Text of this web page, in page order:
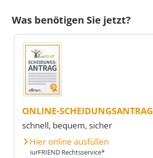
Was benötigen Sie jetzt?
ONLINE-SCHEIDUNGSANTRAG
schnell, bequem, sicher
Hier online ausfüllen
iurFRIEND Rechtsservice*